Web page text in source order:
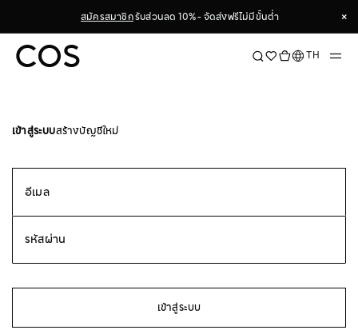
สมัครสมาชิกรับส่วนลด 10% - จัดส่งฟรีไม่มีขั้นต่ำ
×
×
ภาษาTH
เข้าสู่ระบบสร้างบัญชีใหม่
เข้าสู่ระบบ